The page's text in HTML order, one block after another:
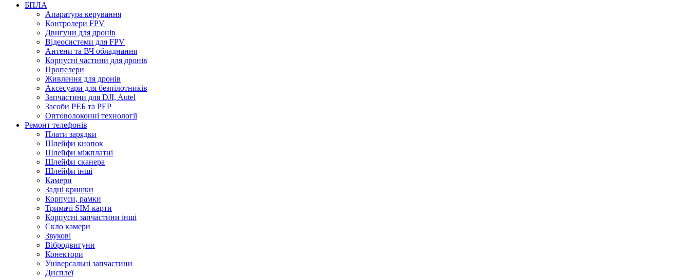
БПЛА
Апаратура керування
Контролери FPV
Двигуни для дронів
Відеосистеми для FPV
Антени та ВЧ обладнання
Корпусні частини для дронів
Пропелери
Живлення для дронів
Аксесуари для безпілотників
Запчастини для DJI, Autel
Засоби РЕБ та РЕР
Оптоволоконні технології
Ремонт телефонів
Плати зарядки
Шлейфи кнопок
Шлейфи міжплатні
Шлейфи сканера
Шлейфи інші
Камери
Задні кришки
Корпуси, рамки
Тримачі SIM-карти
Корпусні запчастини інші
Скло камери
Звукові
Вібродвигуни
Конектори
Універсальні запчастини
Дисплеї